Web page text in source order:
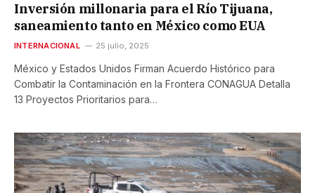
Inversión millonaria para el Río Tijuana,
saneamiento tanto en México como EUA
INTERNACIONAL 25 julio, 2025
México y Estados Unidos Firman Acuerdo Histórico para
Combatir la Contaminación en la Frontera CONAGUA Detalla
13 Proyectos Prioritarios para…